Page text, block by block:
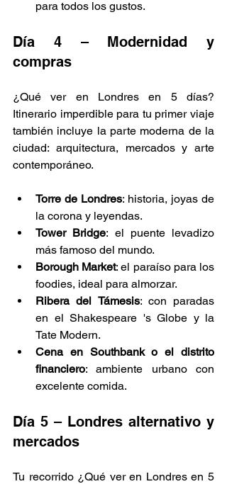
para todos los gustos.
Día 4 – Modernidad y
compras
¿Qué ver en Londres en 5 días?
Itinerario imperdible para tu primer viaje
también incluye la parte moderna de la
ciudad: arquitectura, mercados y arte
contemporáneo.
Torre de Londres: historia, joyas de
la corona y leyendas.
Tower Bridge: el puente levadizo
más famoso del mundo.
Borough Market: el paraíso para los
foodies, ideal para almorzar.
Ribera del Támesis: con paradas
en el Shakespeare 's Globe y la
Tate Modern.
Cena en Southbank o el distrito
financiero: ambiente urbano con
excelente comida.
Día 5 – Londres alternativo y
mercados
Tu recorrido ¿Qué ver en Londres en 5